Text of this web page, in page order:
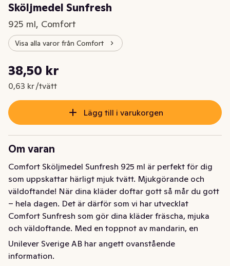
Sköljmedel Sunfresh
925 ml, Comfort
Visa alla varor från Comfort
Nuvarande pris är: 38,50 kr
38,50 kr
0,63 kr /tvätt
Styckpris: 0,63 kr /tvätt
Lägg till i varukorgen
Om varan
Comfort Sköljmedel Sunfresh 925 ml är perfekt för dig
som uppskattar härligt mjuk tvätt. Mjukgörande och
väldoftande! När dina kläder doftar gott så mår du gott
– hela dagen. Det är därför som vi har utvecklat
Comfort Sunfresh som gör dina kläder fräscha, mjuka
och väldoftande. Med en toppnot av mandarin, en
mittnot av jasmin och en basnot av ceder, har Comfort
Sunfresh en underbar, frisk doft inspirerad av vita
Unilever Sverige AB har angett ovanstående
information.